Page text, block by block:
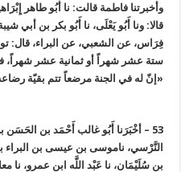
وأخبرتنا فاطمة قالت: نا أَبُو طاهر
قالا: ونا أَبُو يَعْلَى، نا أَبُو بكر بن أبي
فِرَاس، عن الشعبي، عن البراء، قال:
ستة عشر شهراً أو ثمانية عشر شهراً،
«إنّ له في الجنة مرضعاً تتم بقيّة
53 – أخْبَرَنا أَبُو غالب أَحْمَد بن الحَسَن
النَّرْسي، ناموسى بن عيسى بن البراء
بن سُلَيْمَان، نا عَبْد اللَّه ابن عمرو، نا